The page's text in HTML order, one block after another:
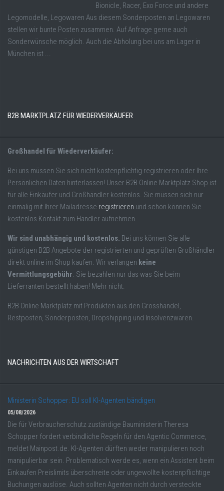
Bionicle, Racer, Exo Force und andere
Legomodelle, Legowaren Aus diesem Sonderposten an Legowaren
stellen wir bunte Posten zusammen. Auf Anfrage gerne auch
Sonderwünsche möglich. Auch die Abholung bei uns am Lager in
München ist ...
B2B MARKTPLATZ FÜR WIEDERVERKÄUFER
Großhandel für Wiederverkäufer:
Bei uns müssen Sie sich nicht kostenpflichtig registrieren oder Ihre
Persönlichen Daten hinterlassen! Unser B2B Online Marktplatz Shop ist
für alle Einkäufer und Großhändler kostenlos. Sie müssen sich nur
einmalig mit Ihrer Mailadresse registrieren und schon können Sie
kostenlos Kontakt zum Händler aufnehmen.
Wir sind unabhängig und kostenlos. Bei uns können Sie alle
günstigen B2B Angebote der registrierten und geprüften Großhändler
direkt online im Shop kaufen. Wir verlangen keine
Vermittlungsgebühr. Sie bezahlen nur das was Sie beim
Lieferranten bestellt haben! Mehr nicht.
B2B Online Marktplatz mit Produkten aus den Grosshandel,
Restposten, Sonderposten, Dropshipping und Insolvenzwaren.
NACHRICHTEN AUS DER WIRTSCHAFT
Ministerin Schopper: EU soll KI-Agenten bändigen
05/08/2026
Die für Verbraucherschutz zuständige Bauministerin Theresa
Schopper fordert verbindliche Regeln für den Agentic Commerce,
meldet Mainpost.de. KI-Agenten dürften weder manipulieren noch
manipulierbar sein. Problematisch werde es, wenn ein Assistent beim
Einkaufen Preislimits überschreite oder ungewollte kostenpflichtige
Buchungen auslöse. Auch sollten Agenten nicht durch versteckte